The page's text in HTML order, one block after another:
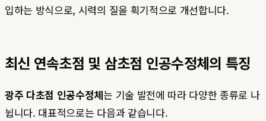
입하는 방식으로, 시력의 질을 획기적으로 개선합니다.
최신 연속초점 및 삼초점 인공수정체의 특징
광주 다초점 인공수정체는 기술 발전에 따라 다양한 종류로 나
뉩니다. 대표적으로는 다음과 같습니다.